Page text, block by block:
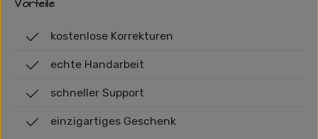
Vorteile
kostenlose Korrekturen
echte Handarbeit
schneller Support
einzigartiges Geschenk